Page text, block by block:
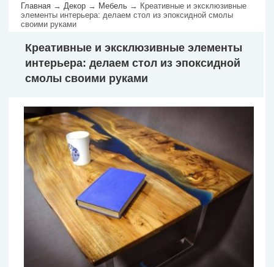
Главная → Декор → Мебель → Креативные и эксклюзивные
элементы интерьера: делаем стол из эпоксидной смолы
своими руками
Креативные и эксклюзивные элементы
интерьера: делаем стол из эпоксидной
смолы своими руками